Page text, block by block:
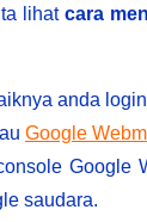
lihat cara
anda
Google
Google
saudara.